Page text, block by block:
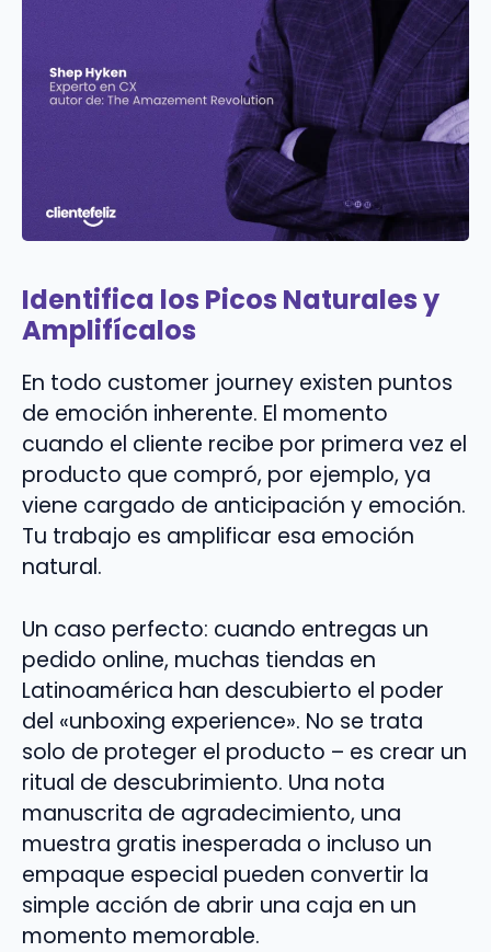
Identifica los Picos Naturales y
Amplifícalos
En todo customer journey existen puntos
de emoción inherente. El momento
cuando el cliente recibe por primera vez el
producto que compró, por ejemplo, ya
viene cargado de anticipación y emoción.
Tu trabajo es amplificar esa emoción
natural.
Un caso perfecto: cuando entregas un
pedido online, muchas tiendas en
Latinoamérica han descubierto el poder
del «unboxing experience». No se trata
solo de proteger el producto – es crear un
ritual de descubrimiento. Una nota
manuscrita de agradecimiento, una
muestra gratis inesperada o incluso un
empaque especial pueden convertir la
simple acción de abrir una caja en un
momento memorable.